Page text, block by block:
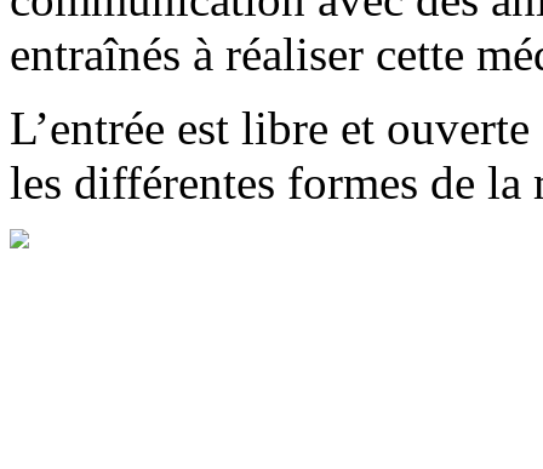
entraînés à réaliser cette
L’entrée est libre et
les différentes formes de